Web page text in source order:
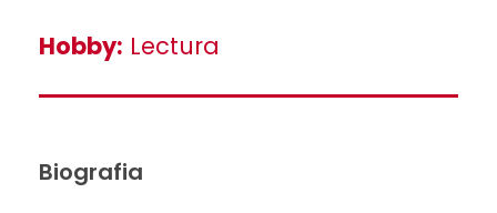
Hobby: Lectura
Biografia